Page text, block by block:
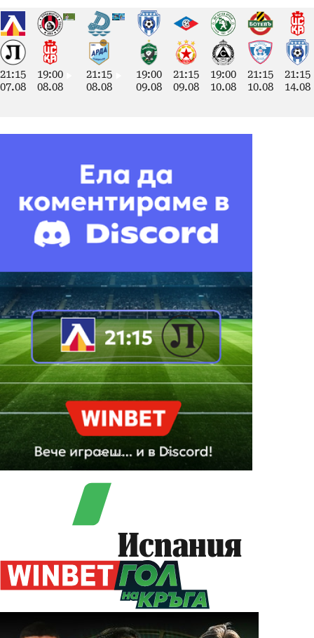
21:15
07.08
19:00
08.08
21:15
08.08
19:00
09.08
21:15
09.08
19:00
10.08
21:15
10.08
21:15
14.08
Испания